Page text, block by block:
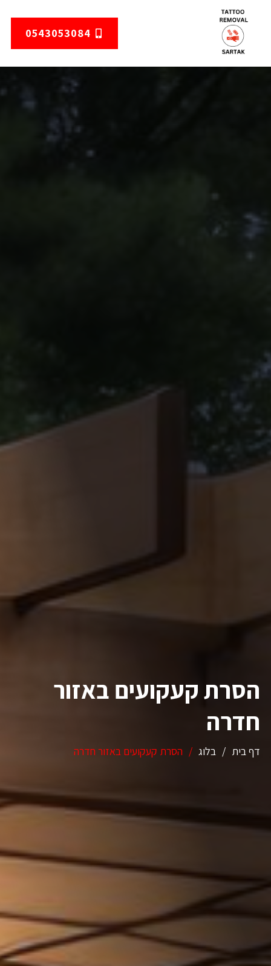
0543053084
הסרת קעקועים באזור
חדרה
דף בית / בלוג / הסרת קעקועים באזור חדרה